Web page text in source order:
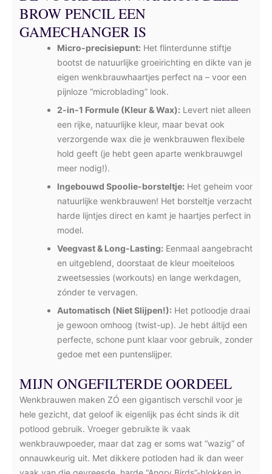
BROW PENCIL EEN
GAMECHANGER IS
Micro-precisiepunt: Het flinterdunne stiftje
bootst de natuurlijke groeirichting en dikte van je
eigen wenkbrauwhaartjes perfect na – voor een
pijnloze “microblading” look.
2-in-1 Formule (Kleur & Wax): Levert niet alleen
een rijke, natuurlijke kleur, maar bevat ook
verzorgende wax die je wenkbrauwen flexibele
hold geeft (je hebt geen aparte wenkbrauwgel
meer nodig!).
Ingebouwd Spoolie-borsteltje: Het geheim voor
natuurlijke wenkbrauwen! Het borsteltje verzacht
harde lijntjes direct en kamt je haartjes perfect in
model.
Veegvast & Long-Lasting: Eenmaal aangebracht
en uitgeblend, doorstaat de kleur moeiteloos
zweetsessies (workouts) en lange werkdagen,
zónder te vervagen.
Automatisch (Niet Slijpen!): Het potloodje draai
je gewoon omhoog (twist-up). Je hebt áltijd een
perfecte, schone punt klaar voor gebruik, zonder
gedoe met een puntenslijper.
MIJN ONGEFILTERDE OORDEEL
Wenkbrauwen maken ZÓ een gigantisch verschil voor je
hele gezicht, dat geloof ik eigenlijk pas écht sinds ik dit
potlood gebruik. Vroeger gebruikte ik vaak
wenkbrauwpoeder, maar dat zag er soms wat “wazig” of
onnauwkeurig uit. Met dikkere potloden had ik dan weer